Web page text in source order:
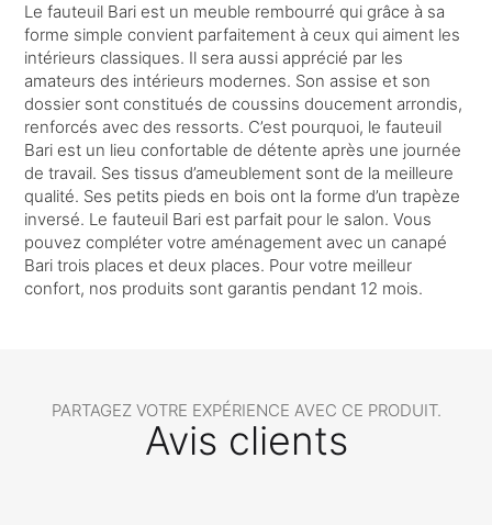
Le fauteuil Bari est un meuble rembourré qui grâce à sa
forme simple convient parfaitement à ceux qui aiment les
intérieurs classiques. Il sera aussi apprécié par les
amateurs des intérieurs modernes. Son assise et son
dossier sont constitués de coussins doucement arrondis,
renforcés avec des ressorts. C’est pourquoi, le fauteuil
Bari est un lieu confortable de détente après une journée
de travail. Ses tissus d’ameublement sont de la meilleure
qualité. Ses petits pieds en bois ont la forme d’un trapèze
inversé. Le fauteuil Bari est parfait pour le salon. Vous
pouvez compléter votre aménagement avec un canapé
Bari trois places et deux places. Pour votre meilleur
confort, nos produits sont garantis pendant 12 mois.
PARTAGEZ VOTRE EXPÉRIENCE AVEC CE PRODUIT.
Avis clients